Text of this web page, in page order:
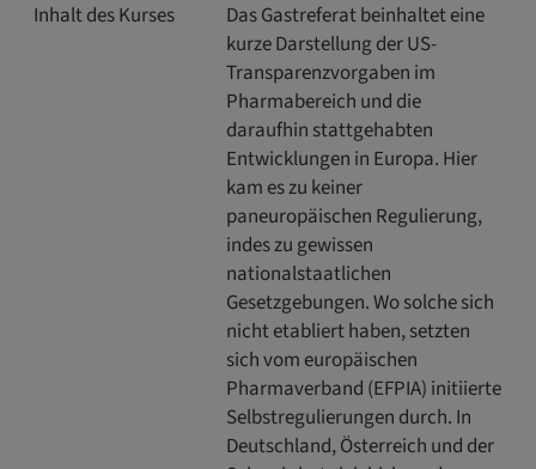
Inhalt des Kurses
Das Gastreferat beinhaltet eine
kurze Darstellung der US-
Transparenzvorgaben im
Pharmabereich und die
daraufhin stattgehabten
Entwicklungen in Europa. Hier
kam es zu keiner
paneuropäischen Regulierung,
indes zu gewissen
nationalstaatlichen
Gesetzgebungen. Wo solche sich
nicht etabliert haben, setzten
sich vom europäischen
Pharmaverband (EFPIA) initiierte
Selbstregulierungen durch. In
Deutschland, Österreich und der